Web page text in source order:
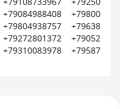
+79084988408
+79804938757
+79272801372
+79310083978